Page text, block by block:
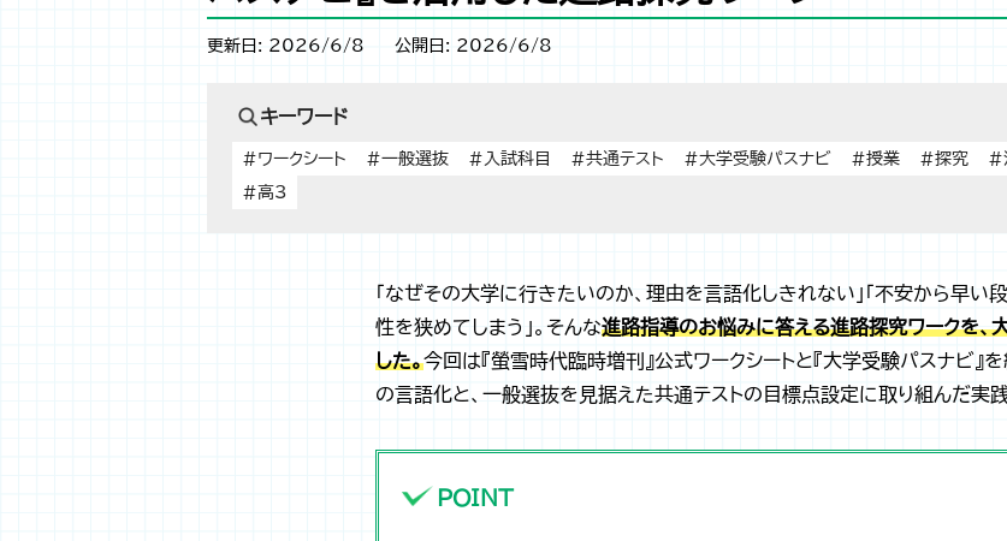
更新日: 2026/6/8 公開日: 2026/6/8
キーワード
#ワークシート #一般選抜 #入試科目 #共通テスト #大学受験パスナビ #授業 #探究 #
#高3
「なぜその大学に行きたいのか、理由を言語化しきれない」「不安から早い
性を狭めてしまう」。そんな進路指導のお悩みに答える進路探究ワークを、
した。今回は『螢雪時代臨時増刊』公式ワークシートと『大学受験パスナビ』
の言語化と、一般選抜を見据えた共通テストの目標点設定に取り組んだ実
POINT